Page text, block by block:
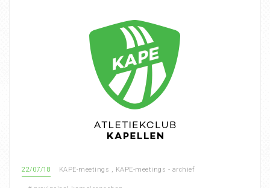
22/07/18 KAPE-meetings , KAPE-meetings - archief